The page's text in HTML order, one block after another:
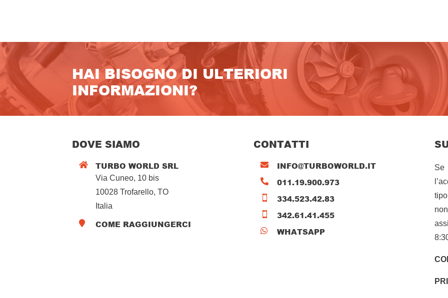
HAI BISOGNO DI ULTERIORI
INFORMAZIONI?
DOVE SIAMO
 TURBO WORLD SRL
Via Cuneo, 10 bis
10028 Trofarello, TO
Italia
 COME RAGGIUNGERCI
CONTATTI
 INFO@TURBOWORLD.IT
 011.19.900.973
 334.523.42.83
 342.61.41.455
 WHATSAPP
Se